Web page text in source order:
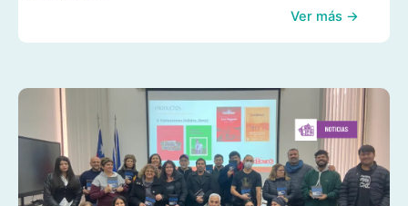
Ver más →